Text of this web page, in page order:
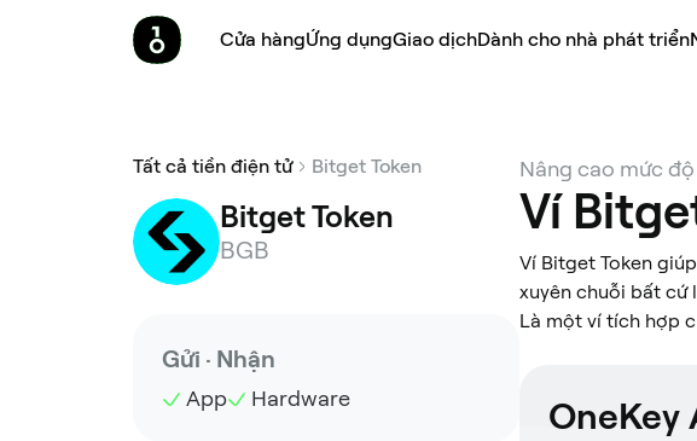
Cửa hàngỨng dụngGiao dịchDành cho nhà phát triển
Tất cả tiền điện tử Bitget Token
Bitget Token
BGB
Gửi · Nhận
App Hardware
Nâng cao mức
Ví
Ví Bitget Token
xuyên chuỗi bất cứ
Là một ví tích hợp
OneKey